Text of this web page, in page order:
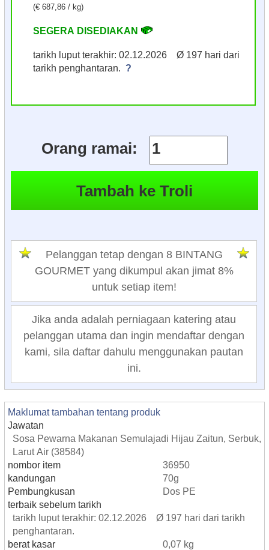
(€ 687,86 / kg)
SEGERA DISEDIAKAN
tarikh luput terakhir: 02.12.2026 Ø 197 hari dari
tarikh penghantaran. ?
Orang ramai:
Pelanggan tetap dengan 8 BINTANG
GOURMET yang dikumpul akan jimat 8%
untuk setiap item!
Jika anda adalah perniagaan katering atau
pelanggan utama dan ingin mendaftar dengan
kami, sila daftar dahulu menggunakan pautan
ini.
Maklumat tambahan tentang produk
Jawatan
Sosa Pewarna Makanan Semulajadi Hijau Zaitun, Serbuk,
Larut Air (38584)
nombor item
36950
kandungan
70g
Pembungkusan
Dos PE
terbaik sebelum tarikh
tarikh luput terakhir: 02.12.2026 Ø 197 hari dari tarikh
penghantaran.
berat kasar
0,07 kg